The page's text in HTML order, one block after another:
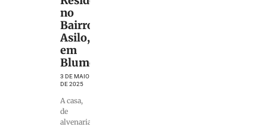
no
Bairro
Asilo,
em
Blumenau
3 DE MAIO
DE 2025
A casa,
de
alvenaria,